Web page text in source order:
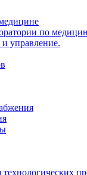
по
управление.